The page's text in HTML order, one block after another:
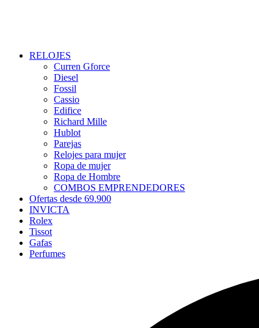
RELOJES
Curren Gforce
Diesel
Fossil
Cassio
Edifice
Richard Mille
Hublot
Parejas
Relojes para mujer
Ropa de mujer
Ropa de Hombre
COMBOS EMPRENDEDORES
Ofertas desde 69.900
INVICTA
Rolex
Tissot
Gafas
Perfumes